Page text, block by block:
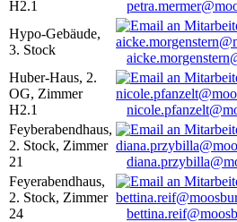
H2.1
Hypo-Gebäude,
3. Stock
Huber-Haus, 2.
OG, Zimmer
H2.1
Feyberabendhaus,
2. Stock, Zimmer
21
Feyerabendhaus,
2. Stock, Zimmer
24